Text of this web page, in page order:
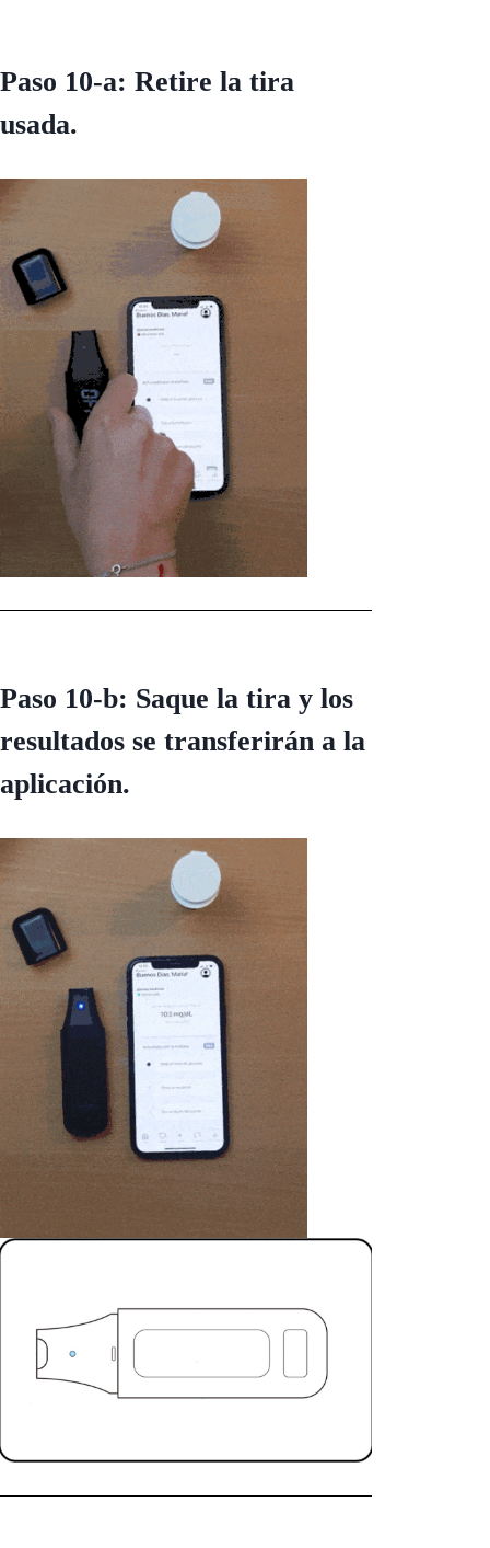
Paso 10-a: Retire la tira
usada.
Paso 10-b: Saque la tira y los
resultados se transferirán a la
aplicación.